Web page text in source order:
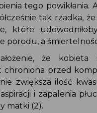
tego powikłania.
tak rzadka,
które
porodu, a
że kobieta
chroniona przed
zwiększa ilość
i zapalenia
matki (2).